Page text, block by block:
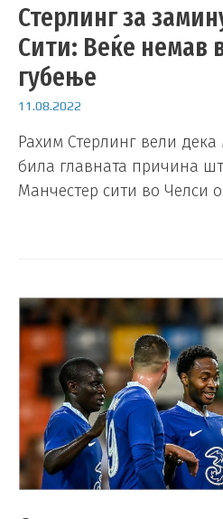
Стерлинг за
Сити: Веќе немав
губење
11.08.2022
Рахим Стерлинг вели
била главната причина
Манчестер сити во Челси